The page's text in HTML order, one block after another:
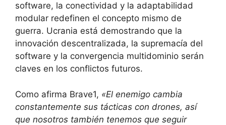
software, la conectividad y la adaptabilidad
modular redefinen el concepto mismo de
guerra. Ucrania está demostrando que la
innovación descentralizada, la supremacía del
software y la convergencia multidominio serán
claves en los conflictos futuros.
Como afirma Brave1, «El enemigo cambia
constantemente sus tácticas con drones, así
que nosotros también tenemos que seguir